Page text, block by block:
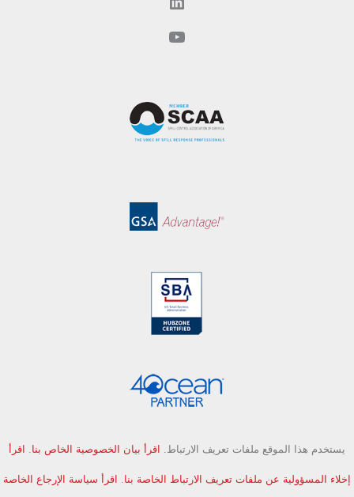
يستخدم هذا الموقع ملفات تعريف الارتباط. اقرأ بيان الخصوصية الخاص بنا. اقرأ
إخلاء المسؤولية عن ملفات تعريف الارتباط الخاصة بنا. اقرأ سياسة الإرجاع الخاصة